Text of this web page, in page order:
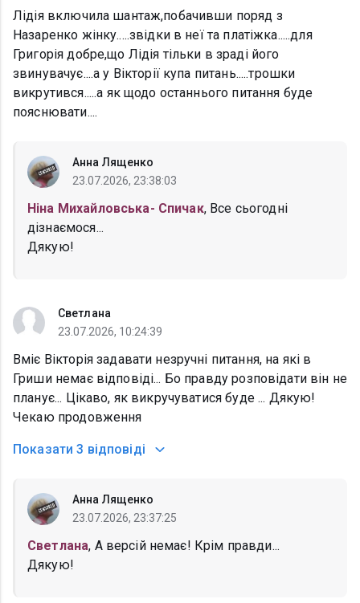
Лідія включила шантаж,побачивши поряд з
Назаренко жінку.....звідки в неї та платіжка.....для
Григорія добре,що Лідія тільки в зраді його
звинувачує....а у Вікторії купа питань.....трошки
викрутився.....а як щодо останнього питання буде
пояснювати....
Анна Лященко
23.07.2026, 23:38:03
Ніна Михайловська- Спичак, Все сьогодні
дізнаємося...
Дякую!
Светлана
23.07.2026, 10:24:39
Вміє Вікторія задавати незручні питання, на які в
Гриши немає відповіді... Бо правду розповідати він не
планує... Цікаво, як викручуватися буде ... Дякую!
Чекаю продовження
Показати 3 відповіді
Анна Лященко
23.07.2026, 23:37:25
Светлана, А версій немає! Крім правди...
Дякую!